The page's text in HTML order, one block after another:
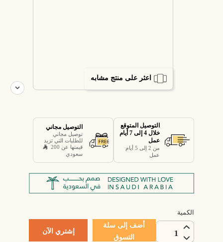
اعثر على منتج مشابه
التوصيل المتوقع
خلال 4 إلى 7 أيام
عمل
من 2 إلى 5 أيام
عمل
التوصيل مجاني
توصيل مجاني
للطلبات التي تزيد
قيمتها عن 200
سعودي
الكمية
1
أضف إلى سلة
التسوق
إشتري الآن